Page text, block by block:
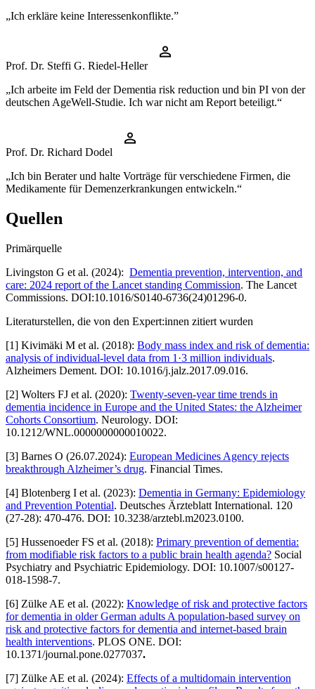
„Ich erkläre keine Interessenkonflikte.”
Prof. Dr. Steffi G. Riedel-Heller
„Ich arbeite im Feld der Dementia risk reduction und bin PI von der
deutschen AgeWell-Studie. Ich war nicht am Report beteiligt.“
Prof. Dr. Richard Dodel
„Ich bin Berater und halte Vorträge für verschiedene Firmen, die
Medikamente für Demenzerkrankungen entwickeln.“
Quellen
Primärquelle
Livingston G et al. (2024): Dementia prevention, intervention, and
care: 2024 report of the Lancet standing Commission. The Lancet
Commissions. DOI:10.1016/S0140-6736(24)01296-0.
Literaturstellen, die von den Expert:innen zitiert wurden
[1] Kivimäki M et al. (2018): Body mass index and risk of dementia:
analysis of individual-level data from 1·3 million individuals.
Alzheimers Dement. DOI: 10.1016/j.jalz.2017.09.016.
[2] Wolters FJ et al. (2020): Twenty-seven-year time trends in
dementia incidence in Europe and the United States: the Alzheimer
Cohorts Consortium. Neurology. DOI:
10.1212/WNL.0000000000010022.
[3] Barnes O (26.07.2024): European Medicines Agency rejects
breakthrough Alzheimer’s drug. Financial Times.
[4] Blotenberg I et al. (2023): Dementia in Germany: Epidemiology
and Prevention Potential. Deutsches Ärzteblatt International. 120
(27-28): 470-476. DOI: 10.3238/arztebl.m2023.0100.
[5] Hussenoeder FS et al. (2018): Primary prevention of dementia:
from modifiable risk factors to a public brain health agenda? Social
Psychiatry and Psychiatric Epidemiology. DOI: 10.1007/s00127-
018-1598-7.
[6] Zülke AE et al. (2022): Knowledge of risk and protective factors
for dementia in older German adults A population-based survey on
risk and protective factors for dementia and internet-based brain
health interventions. PLOS ONE. DOI:
10.1371/journal.pone.0277037.
[7] Zülke AE et al. (2024): Effects of a multidomain intervention